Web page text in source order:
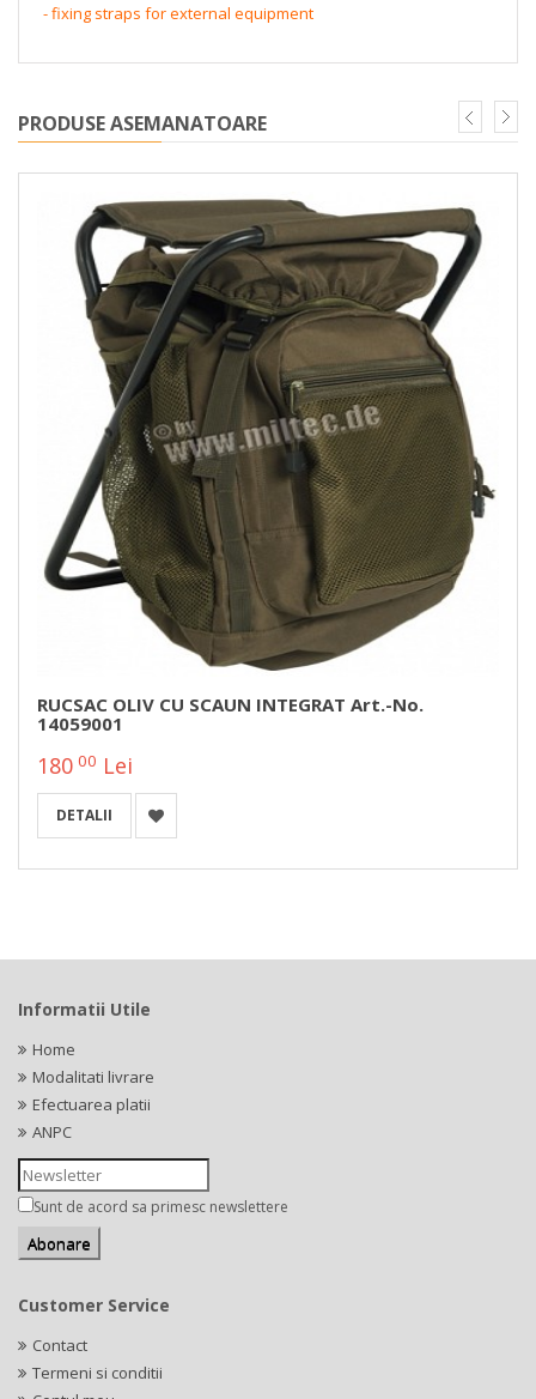
- fixing straps for external equipment
PRODUSE ASEMANATOARE
RUCSAC OLIV CU SCAUN INTEGRAT Art.-No.
14059001
180 00 Lei
DETALII
Informatii Utile
Home
Modalitati livrare
Efectuarea platii
ANPC
Sunt de acord sa primesc newslettere
Customer Service
Contact
Termeni si conditii